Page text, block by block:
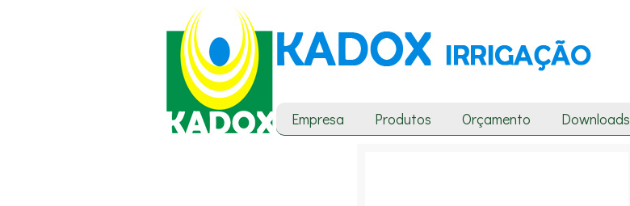
Empresa Produtos Orçamento Downloads